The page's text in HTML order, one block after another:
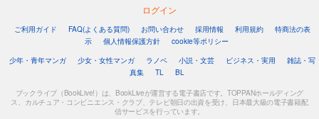
ログイン
ご利用ガイド FAQ(よくある質問) お問い合わせ 採用情報 利用規約
特商法の表
示
個人情報保護方針
cookie等ポリシー
少年・青年マンガ
少女・女性マンガ ラノベ 小説・文芸 ビジネス・実用
雑誌・写
真集
TL BL
ブックライブ（BookLive!）は、BookLiveが運営する電子書店です。TOPPANホールディング
ス、カルチュア・コンビニエンス・クラブ、テレビ朝日の出資を受け、日本最大級の電子書籍配
信サービスを行っています。